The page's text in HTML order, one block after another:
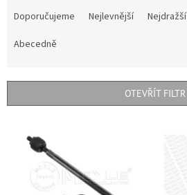
r
Doporučujeme Nejlevnější Nejdražší
Abecedně
OTEVŘÍT FILTR